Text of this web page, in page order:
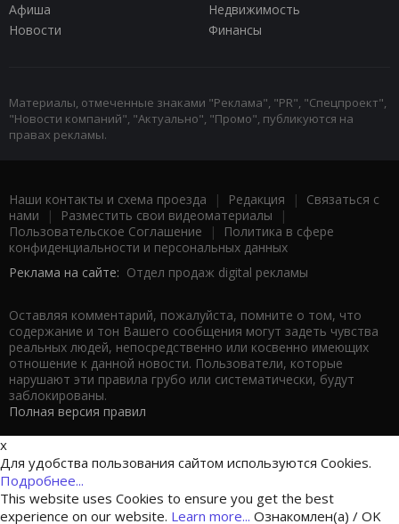
Афиша
Недвижимость
Новости
Финансы
Материалы, отмеченные знаками "Реклама", "PR", "Спецпроект",
"Новости компаний", "Актуально", "Промо", публикуются на
правах рекламы.
Наши контакты и схема проезда | Редакция | Связаться с
нами | Разместить свои видеоматериалы |
Пользовательское Соглашение |
Политика в сфере
конфиденциальности и персональных данных
Реклама на сайте: Отдел продаж digital рекламы
Оставляя комментарий, пожалуйста, помните о том, что
содержание и тон Вашего сообщения могут задеть чувства
реальных людей, непосредственно или косвенно имеющих
отношение к данной новости. Пользователи, которые
нарушают эти правила грубо или систематически, будут
заблокированы.
Полная версия правил
x
Для удобства пользования сайтом используются Cookies.
Подробнее...
This website uses Cookies to ensure you get the best
experience on our website. Learn more... Ознакомлен(а) / OK